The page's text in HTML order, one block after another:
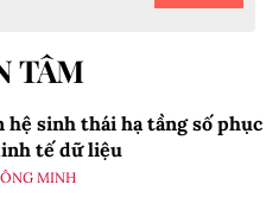
TÂM
sinh thái hạ tầng số phục
tế dữ liệu
MINH